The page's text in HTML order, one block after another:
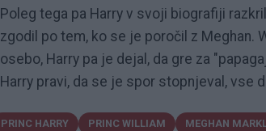
Poleg tega pa Harry v svoji biografiji
zgodil po tem, ko se je poročil z Meghan.
osebo, Harry pa je dejal, da gre za
Harry pravi, da se je spor stopnjeval, vse
PRINC HARRY PRINC WILLIAM MEGHAN